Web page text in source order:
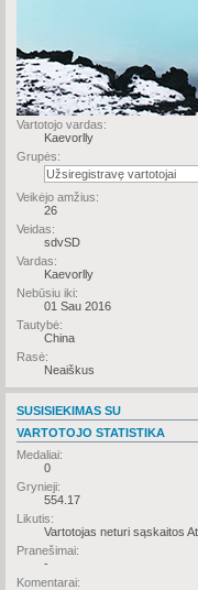
Vartotojo vardas:
Kaevorlly
Grupės:
Veikėjo amžius:
26
Veidas:
sdvSD
Vardas:
Kaevorlly
Nebūsiu iki:
01 Sau 2016
Tautybė:
China
Rasė:
Neaiškus
SUSISIEKIMAS SU
VARTOTOJO STATISTIKA
Medaliai:
0
Grynieji:
554.17
Likutis:
Vartotojas neturi sąskaitos
Pranešimai:
-
Komentarai: